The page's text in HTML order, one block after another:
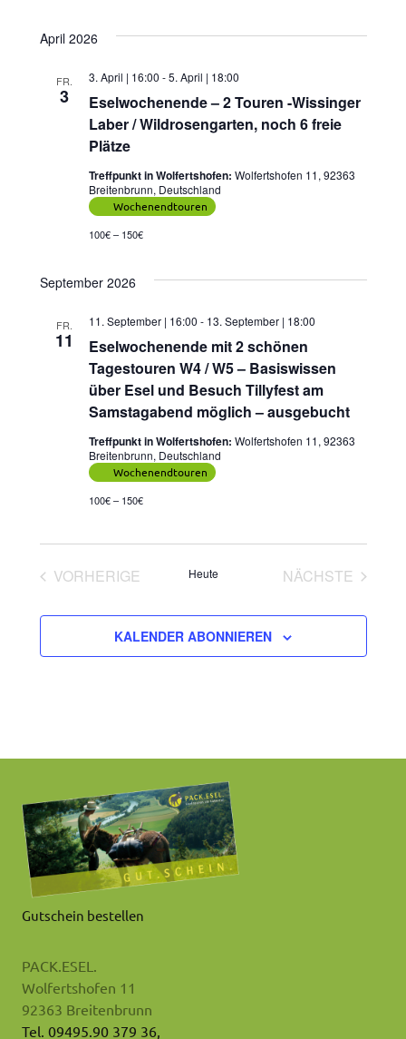
April 2026
FR.
3
Eselwochenende – 2 Touren -Wissinger
Laber / Wildrosengarten, noch 6 freie
Plätze
3. April | 16:00 -5. April | 18:00
Treffpunkt in Wolfertshofen: Wolfertshofen 11, 92363
Breitenbrunn, Deutschland
Wochenendtouren
100€ – 150€
September 2026
FR.
11
Eselwochenende mit 2 schönen
Tagestouren W4 / W5 – Basiswissen
über Esel und Besuch Tillyfest am
Samstagabend möglich – ausgebucht
11. September | 16:00 - 13. September | 18:00
Treffpunkt in Wolfertshofen: Wolfertshofen 11, 92363
Breitenbrunn, Deutschland
Wochenendtouren
100€ – 150€
VORHERIGE
Heute
NÄCHSTE
KALENDER ABONNIEREN
Gutschein bestellen
PACK.ESEL.
Wolfertshofen 11
92363 Breitenbrunn
Tel. 09495.90 379 36,